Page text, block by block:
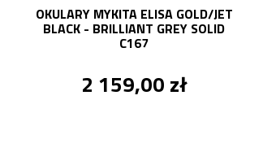
OKULARY MYKITA ELISA GOLD/JET
BLACK - BRILLIANT GREY SOLID
C167
2 159,00 zł